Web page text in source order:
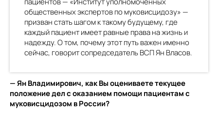
общественных экспертов по муковисцидозу» —
призван стать шагом к такому будущему, где
каждый пациент имеет равные права на жизнь и
надежду. О том, почему этот путь важен именно
сейчас, говорит сопредседатель ВСП Ян Власов.
— Ян Владимирович, как Вы оцениваете текущее
положение дел с оказанием помощи пациентам с
муковисцидозом в России?